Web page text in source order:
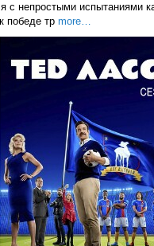
с непростыми испытаниями
победе тр more…